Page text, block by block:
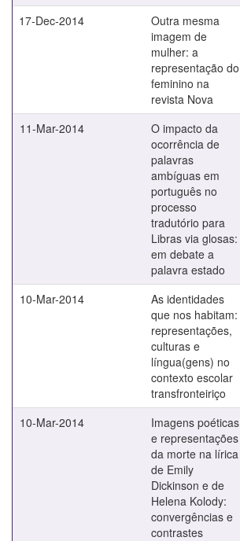
17-Dec-2014
Outra mesma
imagem de
mulher: a
representação do
feminino na
revista Nova
11-Mar-2014
O impacto da
ocorrência de
palavras
ambíguas em
português no
processo
tradutório para
Libras via glosas:
em debate a
palavra estado
10-Mar-2014
As identidades
que nos habitam:
representações,
culturas e
língua(gens) no
contexto escolar
transfronteiriço
10-Mar-2014
Imagens poéticas
e representações
da morte na lírica
de Emily
Dickinson e de
Helena Kolody:
convergências e
contrastes